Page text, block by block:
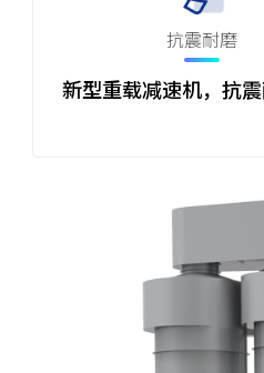
抗震耐磨
新型重载减速机，抗